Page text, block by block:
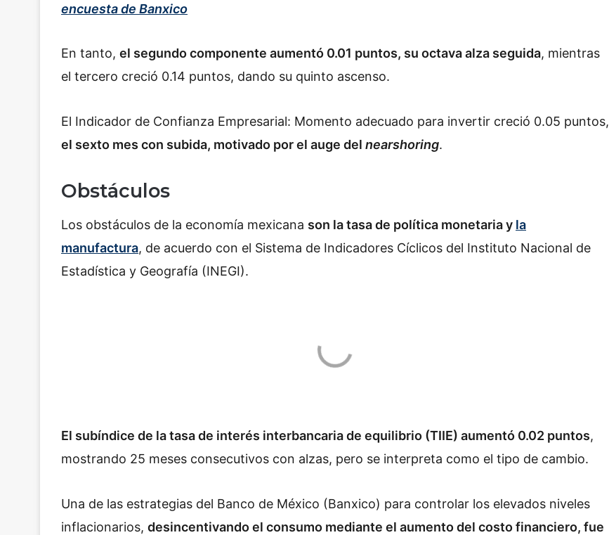
encuesta de Banxico
En tanto, el segundo componente aumentó 0.01 puntos, su octava alza seguida, mientras
el tercero creció 0.14 puntos, dando su quinto ascenso.
El Indicador de Confianza Empresarial: Momento adecuado para invertir creció 0.05 puntos,
el sexto mes con subida, motivado por el auge del nearshoring.
Obstáculos
Los obstáculos de la economía mexicana son la tasa de política monetaria y la
manufactura, de acuerdo con el Sistema de Indicadores Cíclicos del Instituto Nacional de
Estadística y Geografía (INEGI).
El subíndice de la tasa de interés interbancaria de equilibrio (TIIE) aumentó 0.02 puntos,
mostrando 25 meses consecutivos con alzas, pero se interpreta como el tipo de cambio.
Una de las estrategias del Banco de México (Banxico) para controlar los elevados niveles
inflacionarios, desincentivando el consumo mediante el aumento del costo financiero, fue